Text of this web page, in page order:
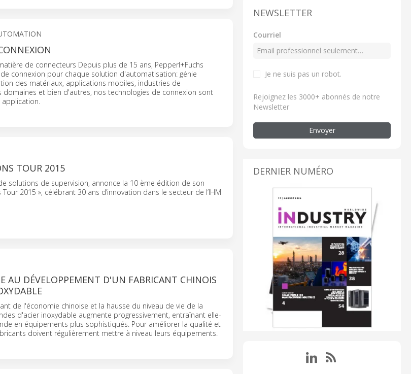
de connecteurs Depuis plus de 15 ans, Pepperl+Fuchs
connexion pour chaque solution d'automatisation: génie
des matériaux, applications mobiles, industries de
domaines et bien d'autres, nos technologies de connexion sont
TOUR 2015
solutions de supervision, annonce la 10 ème édition de son
2015 », célébrant 30 ans d’innovation dans le secteur de l’IHM
AU DÉVELOPPEMENT D'UN FABRICANT CHINOIS
de l'économie chinoise et la hausse du niveau de vie de la
d'acier inoxydable augmente progressivement, entraînant elle-
en équipements plus sophistiqués. Pour améliorer la qualité et
doivent régulièrement mettre à niveau leurs équipements.
NEWSLETTER
Courriel
Je ne suis pas un robot.
Rejoignez les 3000+ abonnés de notre
Newsletter
Envoyer
DERNIER NUMÉRO